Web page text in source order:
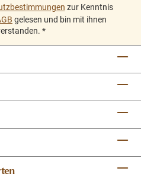
zur Kenntnis
gelesen und bin mit ihnen
*